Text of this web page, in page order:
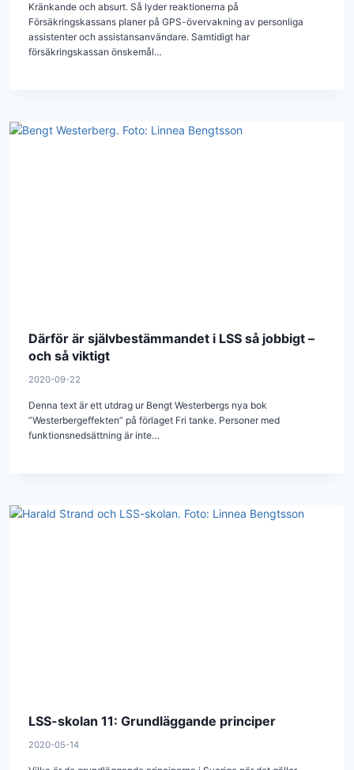
Kränkande och absurt. Så lyder reaktionerna på
Försäkringskassans planer på GPS-övervakning av personliga
assistenter och assistansanvändare. Samtidigt har
försäkringskassan önskemål…
Därför är självbestämmandet i LSS så jobbigt –
och så viktigt
2020-09-22
Denna text är ett utdrag ur Bengt Westerbergs nya bok
”Westerbergeffekten” på förlaget Fri tanke. Personer med
funktionsnedsättning är inte…
LSS-skolan 11: Grundläggande principer
2020-05-14